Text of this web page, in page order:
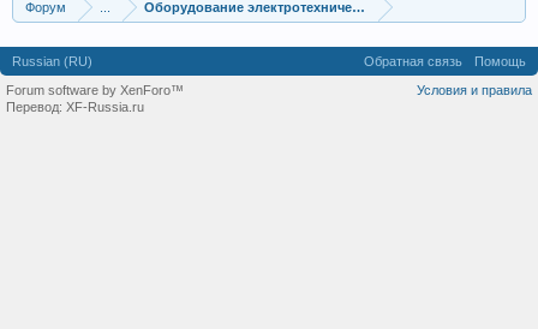
Форум Оборудование электротехнической промышленности
Russian (RU) Обратная связь
Помощь
Условия и правила
Forum software by XenForo™
Перевод: XF-Russia.ru